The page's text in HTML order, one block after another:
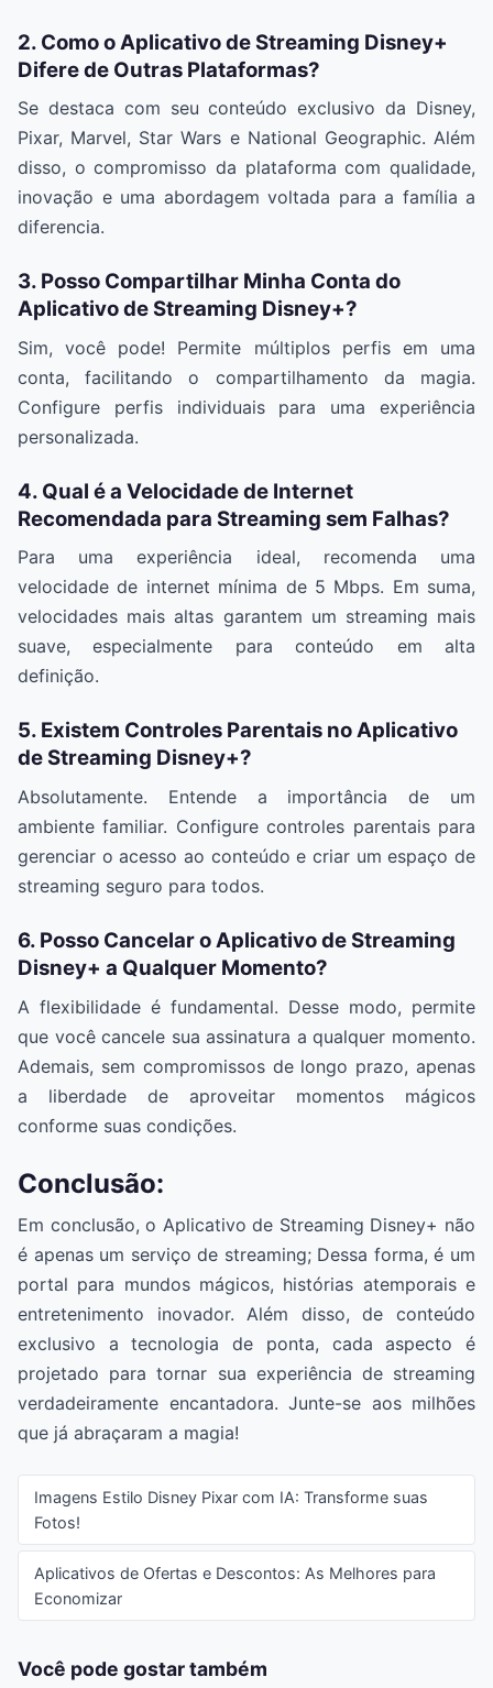
2. Como o Aplicativo de Streaming Disney+
Difere de Outras Plataformas?
Se destaca com seu conteúdo exclusivo da Disney,
Pixar, Marvel, Star Wars e National Geographic. Além
disso, o compromisso da plataforma com qualidade,
inovação e uma abordagem voltada para a família a
diferencia.
3. Posso Compartilhar Minha Conta do
Aplicativo de Streaming Disney+?
Sim, você pode! Permite múltiplos perfis em uma
conta, facilitando o compartilhamento da magia.
Configure perfis individuais para uma experiência
personalizada.
4. Qual é a Velocidade de Internet
Recomendada para Streaming sem Falhas?
Para uma experiência ideal, recomenda uma
velocidade de internet mínima de 5 Mbps. Em suma,
velocidades mais altas garantem um streaming mais
suave, especialmente para conteúdo em alta
definição.
5. Existem Controles Parentais no Aplicativo
de Streaming Disney+?
Absolutamente. Entende a importância de um
ambiente familiar. Configure controles parentais para
gerenciar o acesso ao conteúdo e criar um espaço de
streaming seguro para todos.
6. Posso Cancelar o Aplicativo de Streaming
Disney+ a Qualquer Momento?
A flexibilidade é fundamental. Desse modo, permite
que você cancele sua assinatura a qualquer momento.
Ademais, sem compromissos de longo prazo, apenas
a liberdade de aproveitar momentos mágicos
conforme suas condições.
Conclusão:
Em conclusão, o Aplicativo de Streaming Disney+ não
é apenas um serviço de streaming; Dessa forma, é um
portal para mundos mágicos, histórias atemporais e
entretenimento inovador. Além disso, de conteúdo
exclusivo a tecnologia de ponta, cada aspecto é
projetado para tornar sua experiência de streaming
verdadeiramente encantadora. Junte-se aos milhões
que já abraçaram a magia!
Imagens Estilo Disney Pixar com IA: Transforme suas
Fotos!
Aplicativos de Ofertas e Descontos: As Melhores para
Economizar
Você pode gostar também